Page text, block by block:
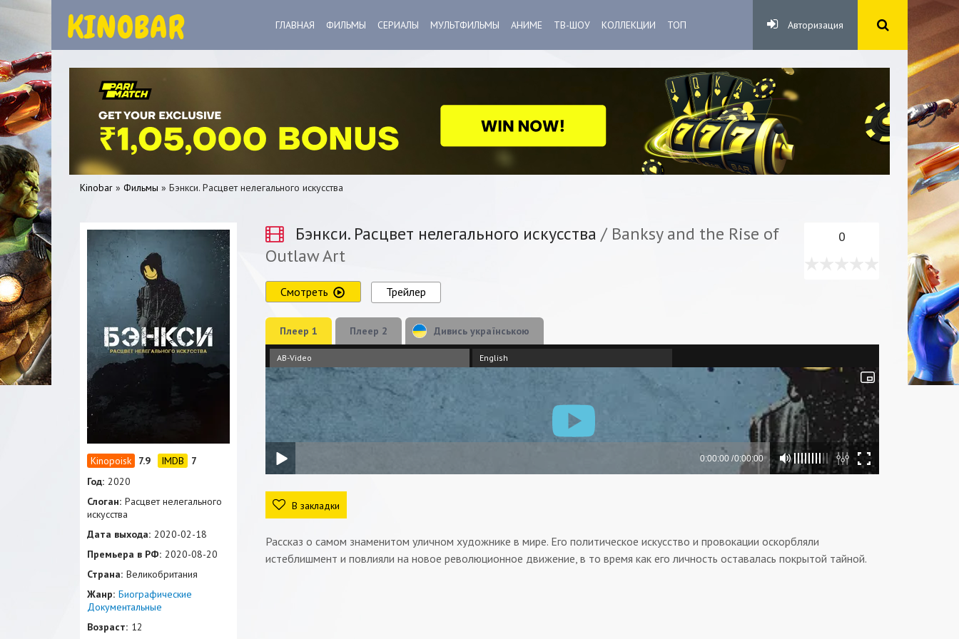
ГЛАВНАЯ ФИЛЬМЫ СЕРИАЛЫ МУЛЬТФИЛЬМЫ АНИМЕ ТВ-ШОУ КОЛЛЕКЦИИ ТОП Авторизация
Kinobar » Фильмы » Бэнкси. Расцвет нелегального искусства
Бэнкси. Расцвет нелегального искусства / Banksy and the Rise of
Outlaw Art
0
01 5
Смотреть Трейлер
Плеер 1 Плеер 2 Дивись українською
AB-Video English
В закладки
Рассказ о самом знаменитом уличном художнике в мире. Его политическое искусство и провокации оскорбляли
истеблишмент и повлияли на новое революционное движение, в то время как его личность оставалась покрытой тайной.
7.9
7
Год: 2020
Слоган: Расцвет нелегального
искусства
Дата выхода: 2020-02-18
Премьера в РФ: 2020-08-20
Страна: Великобритания
Жанр: Биографические
Документальные
Возраст: 12